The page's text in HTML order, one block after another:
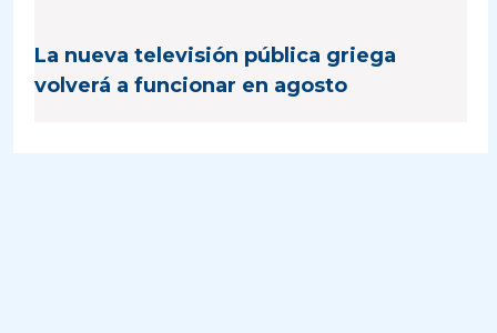
La nueva televisión pública griega
volverá a funcionar en agosto